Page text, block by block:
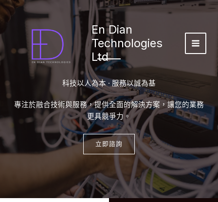
Skip
to
En Dian
Technologies
Ltd
科技以人為本 · 服務以誠為基
專注於融合技術與服務，提供全面的解決方案，讓您的業務
更具競爭力。
立即諮詢